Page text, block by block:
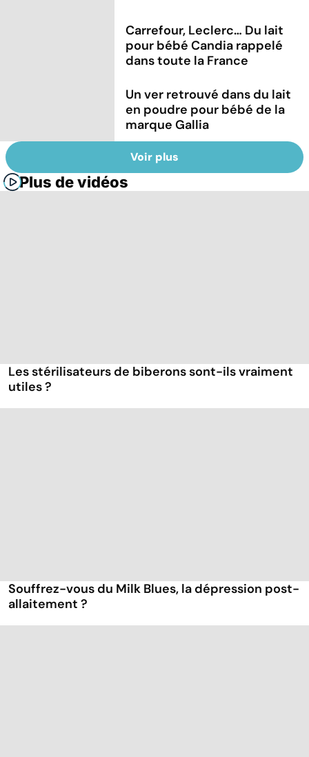
Carrefour, Leclerc… Du lait
pour bébé Candia rappelé
dans toute la France
Un ver retrouvé dans du lait
en poudre pour bébé de la
marque Gallia
Voir plus
Plus de vidéos
Les stérilisateurs de biberons sont-ils vraiment
utiles ?
Souffrez-vous du Milk Blues, la dépression post-
allaitement ?